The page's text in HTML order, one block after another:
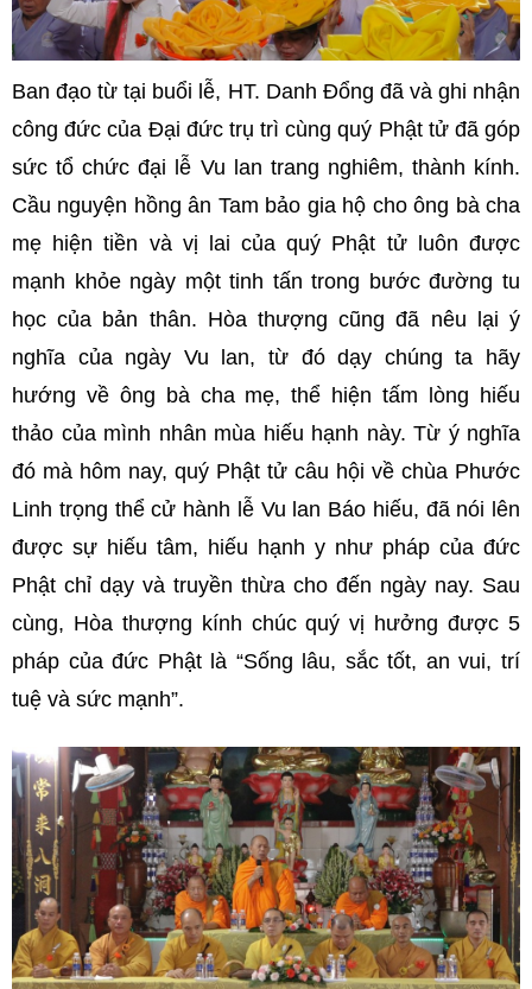
Ban đạo từ tại buổi lễ, HT. Danh Đổng đã và ghi nhận
công đức của Đại đức trụ trì cùng quý Phật tử đã góp
sức tổ chức đại lễ Vu lan trang nghiêm, thành kính.
Cầu nguyện hồng ân Tam bảo gia hộ cho ông bà cha
mẹ hiện tiền và vị lai của quý Phật tử luôn được
mạnh khỏe ngày một tinh tấn trong bước đường tu
học của bản thân. Hòa thượng cũng đã nêu lại ý
nghĩa của ngày Vu lan, từ đó dạy chúng ta hãy
hướng về ông bà cha mẹ, thể hiện tấm lòng hiếu
thảo của mình nhân mùa hiếu hạnh này. Từ ý nghĩa
đó mà hôm nay, quý Phật tử câu hội về chùa Phước
Linh trọng thể cử hành lễ Vu lan Báo hiếu, đã nói lên
được sự hiếu tâm, hiếu hạnh y như pháp của đức
Phật chỉ dạy và truyền thừa cho đến ngày nay. Sau
cùng, Hòa thượng kính chúc quý vị hưởng được 5
pháp của đức Phật là “Sống lâu, sắc tốt, an vui, trí
tuệ và sức mạnh”.